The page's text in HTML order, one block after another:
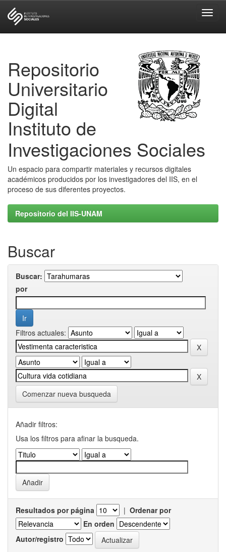
Repositorio
Universitario
Digital
Instituto de
Investigaciones Sociales
Un espacio para compartir materiales y recursos digitales
académicos producidos por los investigadores del IIS, en el
proceso de sus diferentes proyectos.
Repositorio del IIS-UNAM
Buscar
Buscar:
por
Filtros actuales:
Comenzar nueva busqueda
Añadir filtros:
Usa los filtros para afinar la busqueda.
Resultados por página | Ordenar por
En orden
Autor/registro